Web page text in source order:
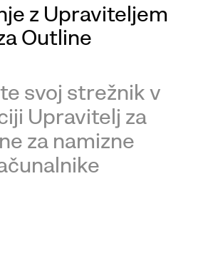
z Upraviteljem
Outline
svoj strežnik v
Upravitelj za
za namizne